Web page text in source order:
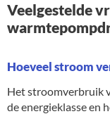
Veelgestelde
Hoeveel stroom
Het stroomverbruik
de energieklasse en